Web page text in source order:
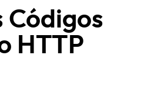
Códigos
HTTP